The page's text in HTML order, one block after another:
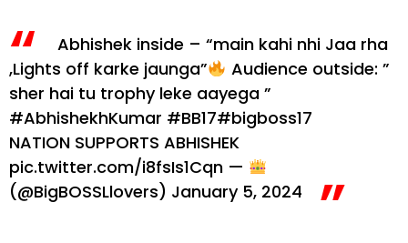
Abhishek inside – “main kahi nhi Jaa rha
,Lights off karke jaunga”
Audience outside: ”
sher hai tu trophy leke aayega ”
#AbhishekhKumar #BB17#bigboss17
NATION SUPPORTS ABHISHEK
pic.twitter.com/i8fsIs1Cqn —
(@BigBOSSLlovers) January 5, 2024